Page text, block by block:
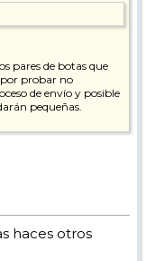
pares de botas que
por probar no
de envío y posible
pequeñas.
haces otros